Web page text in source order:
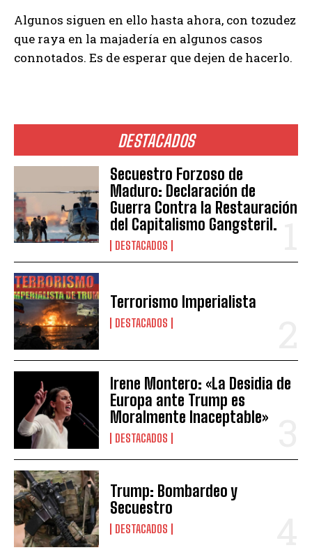
DESTACADOS
Secuestro Forzoso de
Maduro: Declaración de
Guerra Contra la Restauración
del Capitalismo Gangsteril.
DESTACADOS
Terrorismo Imperialista
DESTACADOS
Irene Montero: «La Desidia de
Europa ante Trump es
Moralmente Inaceptable»
DESTACADOS
Trump: Bombardeo y
Secuestro
DESTACADOS
Algunos siguen en ello hasta ahora, con tozudez
que raya en la majadería en algunos casos
connotados. Es de esperar que dejen de hacerlo.